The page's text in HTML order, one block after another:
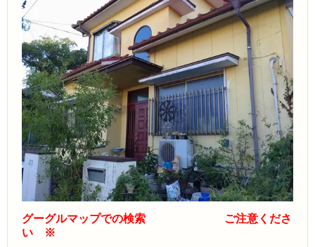
グーグルマップでの検索 ご注意くださ
い ※